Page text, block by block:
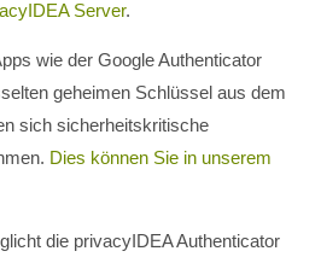
Server.
wie der Google Authenticator
geheimen Schlüssel aus dem
sich sicherheitskritische
Dies können Sie in unserem
die privacyIDEA Authenticator